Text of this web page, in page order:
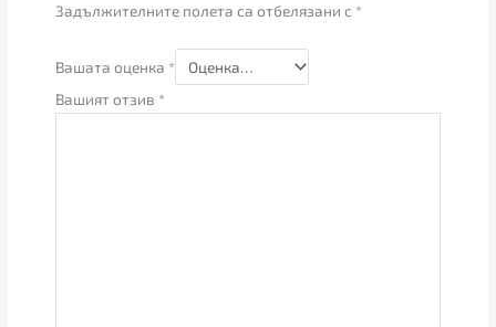
Задължителните полета са отбелязани с *
Вашата оценка *
Вашият отзив *